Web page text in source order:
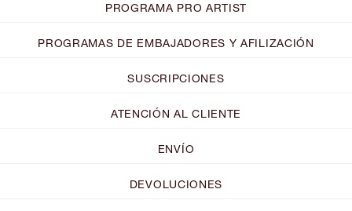
PROGRAMA PRO ARTIST
PROGRAMAS DE EMBAJADORES Y AFILIZACIÓN
SUSCRIPCIONES
ATENCIÓN AL CLIENTE
ENVÍO
DEVOLUCIONES